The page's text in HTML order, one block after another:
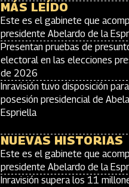
MÁS LEÍDO
Este es el gabinete que
presidente Abelardo de la
Presentan pruebas de
electoral en las elecciones
de 2026
Inravisión tuvo disposición
posesión presidencial de
Espriella
NUEVAS HISTORIAS
Este es el gabinete que
presidente Abelardo de la
Inravisión supera los 11